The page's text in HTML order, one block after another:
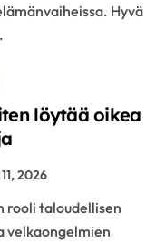
Hyvä
löytää oikea
2026
velkaongelmien